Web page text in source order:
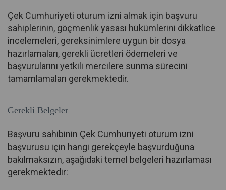
Çek Cumhuriyeti oturum izni almak için başvuru
sahiplerinin, göçmenlik yasası hükümlerini dikkatlice
incelemeleri, gereksinimlere uygun bir dosya
hazırlamaları, gerekli ücretleri ödemeleri ve
başvurularını yetkili mercilere sunma sürecini
tamamlamaları gerekmektedir.
Gerekli Belgeler
Başvuru sahibinin Çek Cumhuriyeti oturum izni
başvurusu için hangi gerekçeyle başvurduğuna
bakılmaksızın, aşağıdaki temel belgeleri hazırlaması
gerekmektedir: